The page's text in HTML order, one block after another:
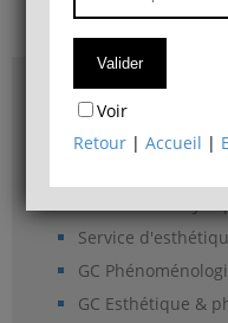
Accès & plans
Bibliothèque du
Service
GC
GC Esthétique &
Voir
Retour |Accueil |